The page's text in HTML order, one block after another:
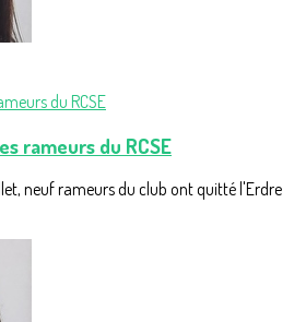
rameurs du RCSE
neuf rameurs du club ont quitté l'Erdre